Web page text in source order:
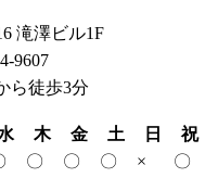
滝澤ビル1F
9607
ら徒歩3分
木 金 土 日
祝
〇 〇 〇 ×
〇